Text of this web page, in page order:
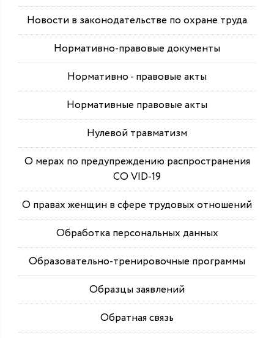
Новости в законодательстве по охране труда
Нормативно-правовые документы
Нормативно - правовые акты
Нормативные правовые акты
Нулевой травматизм
О мерах по предупреждению распространения
СО VID-19
О правах женщин в сфере трудовых отношений
Обработка персональных данных
Образовательно-тренировочные программы
Образцы заявлений
Обратная связь